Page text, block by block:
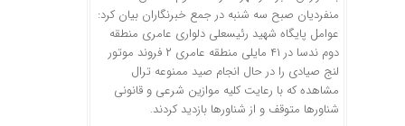
منفردیان صبح سه شنبه در جمع خبرنگاران بیان کرد:
عوامل پایگاه شهید رئیسعلی دلواری عامری منطقه
دوم ندسا
در ۴۱ مایلی منطقه عامری ۲ فروند موتور
لنج صیادی را در حال انجام صید ممنوعه ترال
مشاهده که با رعایت کلیه موازین شرعی و قانونی
شناورها متوقف و از شناورها بازدید کردند.